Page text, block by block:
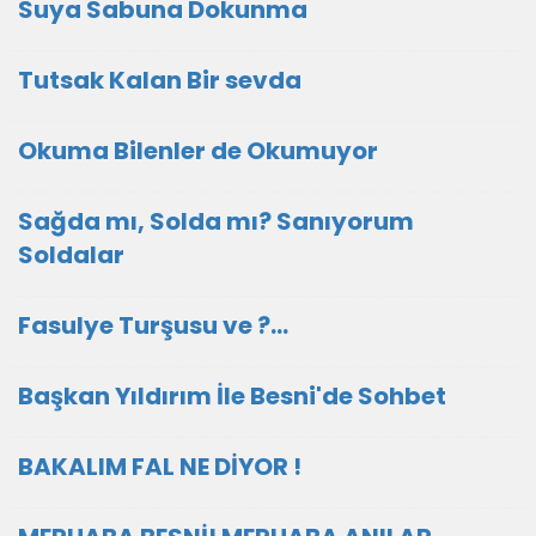
Suya Sabuna Dokunma
Tutsak Kalan Bir sevda
Okuma Bilenler de Okumuyor
Sağda mı, Solda mı? Sanıyorum
Soldalar
Fasulye Turşusu ve ?...
Başkan Yıldırım İle Besni'de Sohbet
BAKALIM FAL NE DİYOR !